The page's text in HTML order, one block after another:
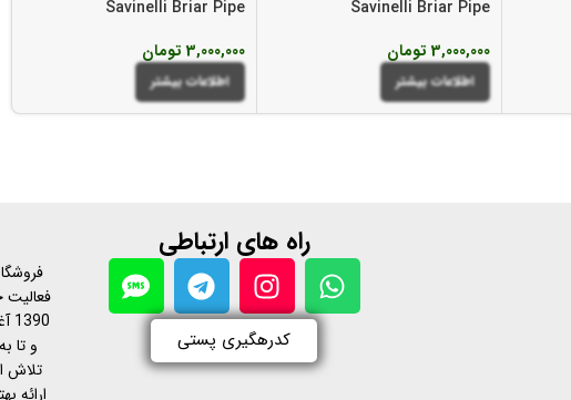
Savinelli Briar Pipe
3,000,000 تومان
اطلاعات بیشتر
Savinelli Briar Pipe
3,000,000 تومان
اطلاعات بیشتر
راه های ارتباطی
کدرهگیری پستی
فعالیت
و تا
تلاش
ارائه